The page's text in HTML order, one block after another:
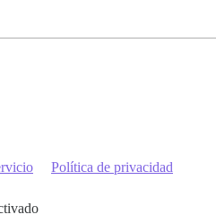
Política de privacidad